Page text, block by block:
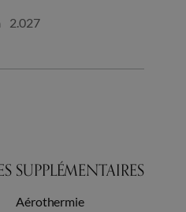
2.027
SUPPLÉMENTAIRES
Aérothermie